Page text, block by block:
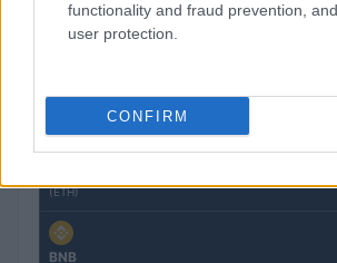
functionality and fraud prevention,
user protection.
CONFIRM
Nombre
(ETH)
BNB